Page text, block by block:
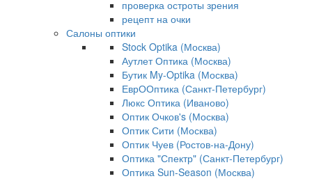
проверка остроты зрения
рецепт на очки
Салоны оптики
Stock Optika (Москва)
Аутлет Оптика (Москва)
Бутик My-Optika (Москва)
ЕврООптика (Санкт-Петербург)
Люкс Оптика (Иваново)
Оптик Очков's (Москва)
Оптик Сити (Москва)
Оптик Чуев (Ростов-на-Дону)
Оптика "Спектр" (Санкт-Петербург)
Оптика Sun-Season (Москва)